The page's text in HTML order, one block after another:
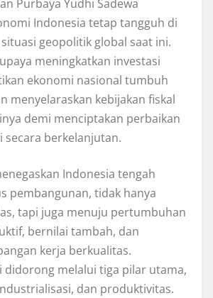
Purbaya Yudhi Sadewa
Indonesia tetap tangguh di
geopolitik global saat ini.
meningkatkan investasi
ekonomi nasional tumbuh
menyelaraskan kebijakan fiskal
demi menciptakan perbaikan
secara berkelanjutan.
Indonesia tengah
pembangunan, tidak hanya
tapi juga menuju pertumbuhan
bernilai tambah, dan
kerja berkualitas.
didorong melalui tiga pilar utama,
dan produktivitas.